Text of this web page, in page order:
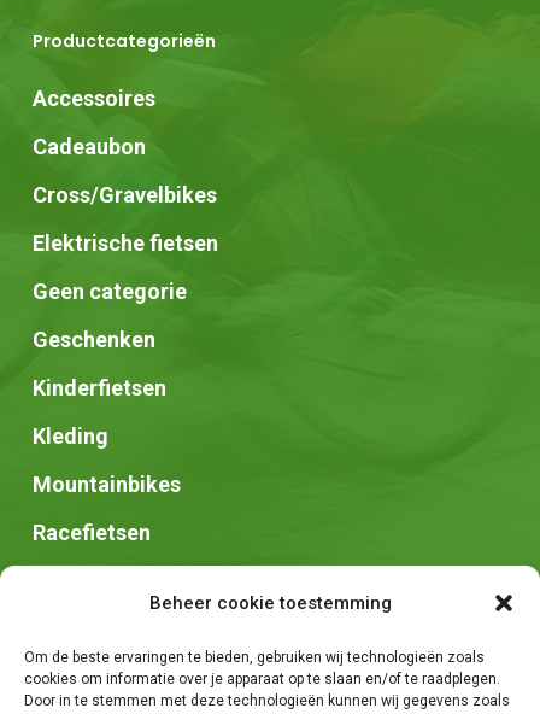
Beheer cookie toestemming
Om de beste ervaringen te bieden, gebruiken wij technologieën zoals
cookies om informatie over je apparaat op te slaan en/of te raadplegen.
Door in te stemmen met deze technologieën kunnen wij gegevens zoals
Productcategorieën
Accessoires
Cadeaubon
Cross/Gravelbikes
Elektrische fietsen
Geen categorie
Geschenken
Kinderfietsen
Kleding
Mountainbikes
Racefietsen
Zadels